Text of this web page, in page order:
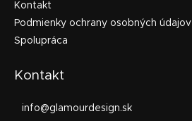
Kontakt
Podmienky ochrany osobných údajov
Spolupráca
Kontakt
info@glamourdesign.sk